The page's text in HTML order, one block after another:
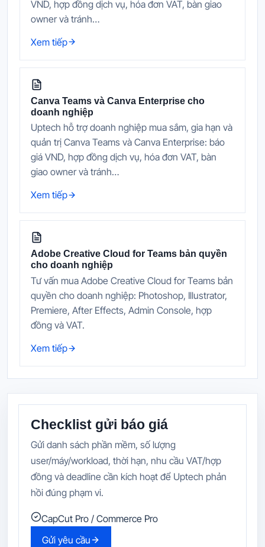
VND, hợp đồng dịch vụ, hóa đơn VAT, bàn giao
owner và tránh…
Xem tiếp
Canva Teams và Canva Enterprise cho
doanh nghiệp
Uptech hỗ trợ doanh nghiệp mua sắm, gia hạn và
quản trị Canva Teams và Canva Enterprise: báo
giá VND, hợp đồng dịch vụ, hóa đơn VAT, bàn
giao owner và tránh…
Xem tiếp
Adobe Creative Cloud for Teams bản quyền
cho doanh nghiệp
Tư vấn mua Adobe Creative Cloud for Teams bản
quyền cho doanh nghiệp: Photoshop, Illustrator,
Premiere, After Effects, Admin Console, hợp
đồng và VAT.
Xem tiếp
Checklist gửi báo giá
Gửi danh sách phần mềm, số lượng
user/máy/workload, thời hạn, nhu cầu VAT/hợp
đồng và deadline cần kích hoạt để Uptech phản
hồi đúng phạm vi.
CapCut Pro / Commerce Pro
Gửi yêu cầu